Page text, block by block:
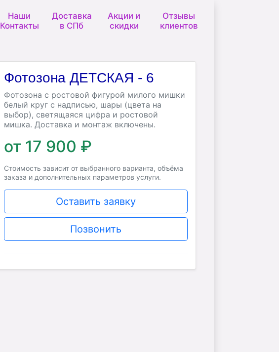
Наши
Контакты
Доставка
в СПб
Акции и
скидки
Отзывы
клиентов
Фотозона ДЕТСКАЯ - 6
Фотозона с ростовой фигурой милого мишки
белый круг с надписью, шары (цвета на
выбор), светящаяся цифра и ростовой
мишка. Доставка и монтаж включены.
от 17 900 ₽
Стоимость зависит от выбранного варианта, объёма
заказа и дополнительных параметров услуги.
Оставить заявку
Позвонить